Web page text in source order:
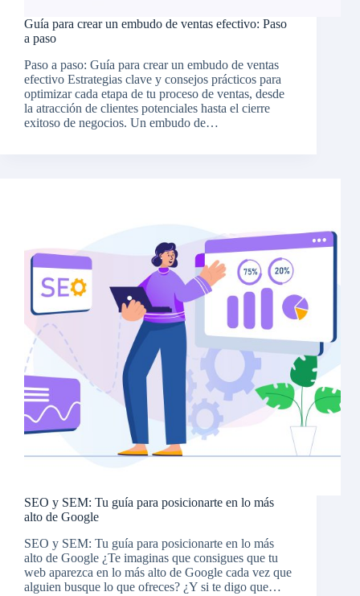
Guía para crear un embudo de ventas efectivo: Paso
a paso
Paso a paso: Guía para crear un embudo de ventas
efectivo Estrategias clave y consejos prácticos para
optimizar cada etapa de tu proceso de ventas, desde
la atracción de clientes potenciales hasta el cierre
exitoso de negocios. Un embudo de…
SEO y SEM: Tu guía para posicionarte en lo más
alto de Google
SEO y SEM: Tu guía para posicionarte en lo más
alto de Google ¿Te imaginas que consigues que tu
web aparezca en lo más alto de Google cada vez que
alguien busque lo que ofreces? ¿Y si te digo que…